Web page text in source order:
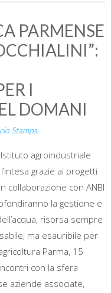
PARMENSE
I
DOMANI
Stampa
agroindustriale
grazie ai progetti
collaborazione con ANBI
la gestione e
risorsa sempre
ma esauribile per
Parma, 15
con la sfera
aziende associate,